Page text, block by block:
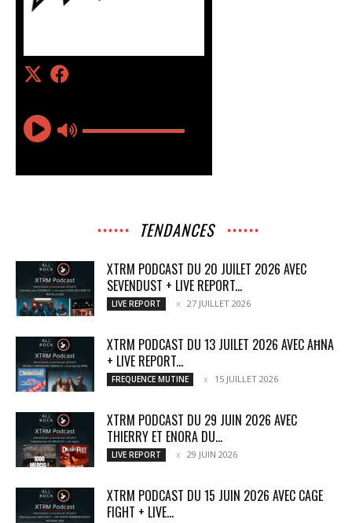
TENDANCES
XTRM PODCAST DU 20 JUILET 2026 AVEC
SEVENDUST + LIVE REPORT...
LIVE REPORT 27 JUILLET 2026
XTRM PODCAST DU 13 JUILET 2026 AVEC AĦNA
+ LIVE REPORT...
FREQUENCE MUTINE 15 JUILLET 2026
XTRM PODCAST DU 29 JUIN 2026 AVEC
THIERRY ET ENORA DU...
LIVE REPORT 29 JUIN 2026
XTRM PODCAST DU 15 JUIN 2026 AVEC CAGE
FIGHT + LIVE...